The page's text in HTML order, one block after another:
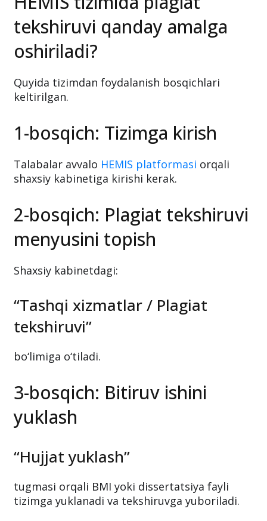
tekshiruvi qanday amalga
oshiriladi?
Quyida tizimdan foydalanish bosqichlari
keltirilgan.
1-bosqich: Tizimga kirish
Talabalar avvalo HEMIS platformasi orqali
shaxsiy kabinetiga kirishi kerak.
2-bosqich: Plagiat tekshiruvi
menyusini topish
Shaxsiy kabinetdagi:
“Tashqi xizmatlar / Plagiat
tekshiruvi”
bo‘limiga o‘tiladi.
3-bosqich: Bitiruv ishini
yuklash
“Hujjat yuklash”
tugmasi orqali BMI yoki dissertatsiya fayli
tizimga yuklanadi va tekshiruvga yuboriladi.